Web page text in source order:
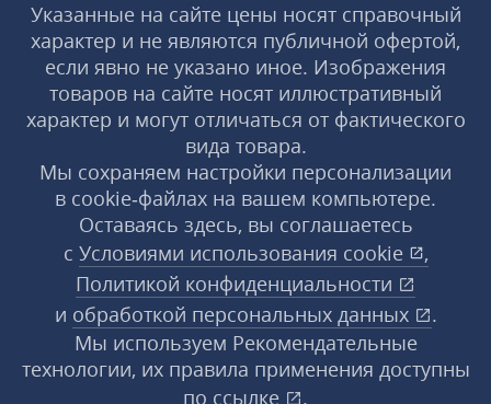
Указанные на сайте цены носят справочный
характер и не являются публичной офертой,
если явно не указано иное. Изображения
товаров на сайте носят иллюстративный
характер и могут отличаться от фактического
вида товара.
Мы сохраняем настройки персонализации
в cookie‑файлах на вашем компьютере.
Оставаясь здесь, вы соглашаетесь
с Условиями использования cookie
,
Политикой конфиденциальности
и обработкой персональных данных
.
Мы используем Рекомендательные
технологии, их правила применения доступны
по ссылке
.